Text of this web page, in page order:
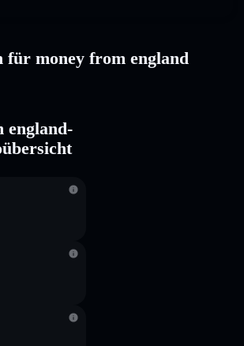
für money from england
england-